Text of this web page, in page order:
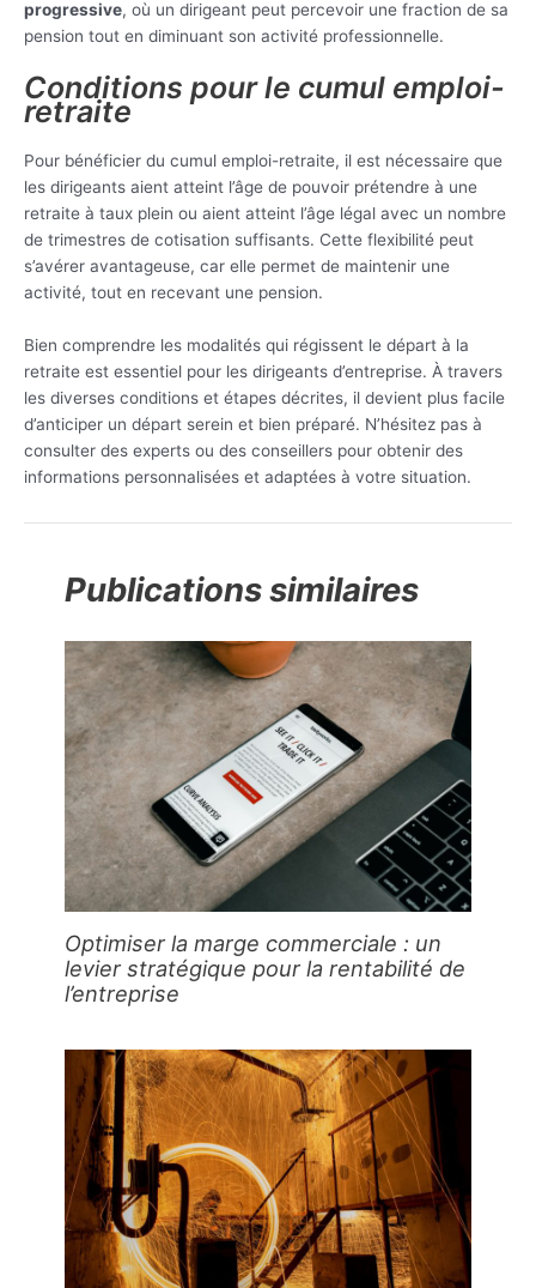
progressive, où un dirigeant peut percevoir une fraction de sa
pension tout en diminuant son activité professionnelle.
Conditions pour le cumul emploi-
retraite
Pour bénéficier du cumul emploi-retraite, il est nécessaire que
les dirigeants aient atteint l’âge de pouvoir prétendre à une
retraite à taux plein ou aient atteint l’âge légal avec un nombre
de trimestres de cotisation suffisants. Cette flexibilité peut
s’avérer avantageuse, car elle permet de maintenir une
activité, tout en recevant une pension.
Bien comprendre les modalités qui régissent le départ à la
retraite est essentiel pour les dirigeants d’entreprise. À travers
les diverses conditions et étapes décrites, il devient plus facile
d’anticiper un départ serein et bien préparé. N’hésitez pas à
consulter des experts ou des conseillers pour obtenir des
informations personnalisées et adaptées à votre situation.
Publications similaires
Optimiser la marge commerciale : un
levier stratégique pour la rentabilité de
l’entreprise